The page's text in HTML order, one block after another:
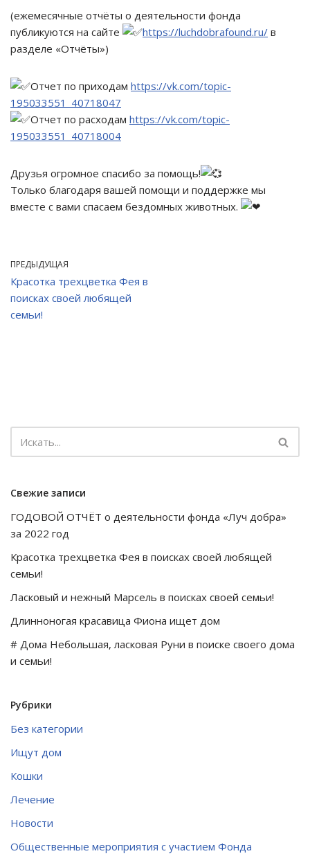
(ежемесячные отчёты о деятельности фонда
публикуются на сайте
https://luchdobrafound.ru/ в
разделе «Отчёты»)
Отчет по приходам https://vk.com/topic-
195033551_40718047
Отчет по расходам https://vk.com/topic-
195033551_40718004
Друзья огромное спасибо за помощь!
Только благодаря вашей помощи и поддержке мы
вместе с вами спасаем бездомных животных.
ПРЕДЫДУЩАЯ
Красотка трехцветка Фея в
поисках своей любящей
семьи!
Свежие записи
ГОДОВОЙ ОТЧЁТ о деятельности фонда «Луч добра»
за 2022 год
Красотка трехцветка Фея в поисках своей любящей
семьи!
Ласковый и нежный Марсель в поисках своей семьи!
Длинноногая красавица Фиона ищет дом
# Дома Небольшая, ласковая Руни в поиске своего дома
и семьи!
Рубрики
Без категории
Ищут дом
Кошки
Лечение
Новости
Общественные мероприятия с участием Фонда